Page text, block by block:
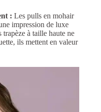
: Les pulls en mohair
impression de luxe
à taille haute ne
ils mettent en valeur